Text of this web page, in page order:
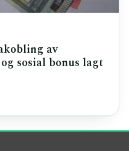
av
sosial bonus lagt